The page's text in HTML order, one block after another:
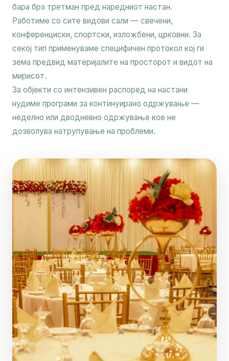
бара брз третман пред наредниот настан.
Работиме со сите видови сали — свечени,
конференциски, спортски, изложбени, црковни. За
секој тип применуваме специфичен протокол кој ги
зема предвид материјалите на просторот и видот на
мирисот.
За објекти со интензивен распоред на настани
нудиме програми за континуирано одржување —
неделно или дводневно одржување кое не
дозволува натрупување на проблеми.